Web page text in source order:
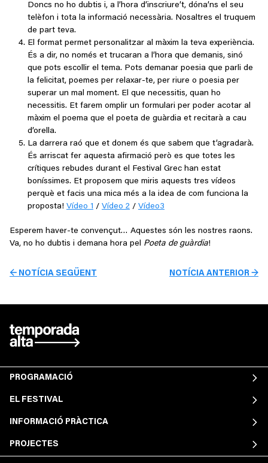
Doncs no ho dubtis i, a l’hora d’inscriure’t, dóna’ns el seu
telèfon i tota la informació necessària. Nosaltres el truquem
de part teva.
El format permet personalitzar al màxim la teva experiència.
És a dir, no només et trucaran a l’hora que demanis, sinó
que pots escollir el tema. Pots demanar poesia que parli de
la felicitat, poemes per relaxar-te, per riure o poesia per
superar un mal moment. El que necessitis, quan ho
necessitis. Et farem omplir un formulari per poder acotar al
màxim el poema que el poeta de guàrdia et recitarà a cau
d’orella.
La darrera raó que et donem és que sabem que t’agradarà.
És arriscat fer aquesta afirmació però es que totes les
crítiques rebudes durant el Festival Grec han estat
boníssimes. Et proposem que miris aquests tres vídeos
perquè et facis una mica més a la idea de com funciona la
proposta! Vídeo 1 / Vídeo 2 / Vídeo3
Esperem haver-te convençut… Aquestes són les nostres raons.
Va, no ho dubtis i demana hora pel Poeta de guàrdia!
← NOTÍCIA SEGÜENT NOTÍCIA ANTERIOR →
PROGRAMACIÓ
EL FESTIVAL
INFORMACIÓ PRÀCTICA
PROJECTES